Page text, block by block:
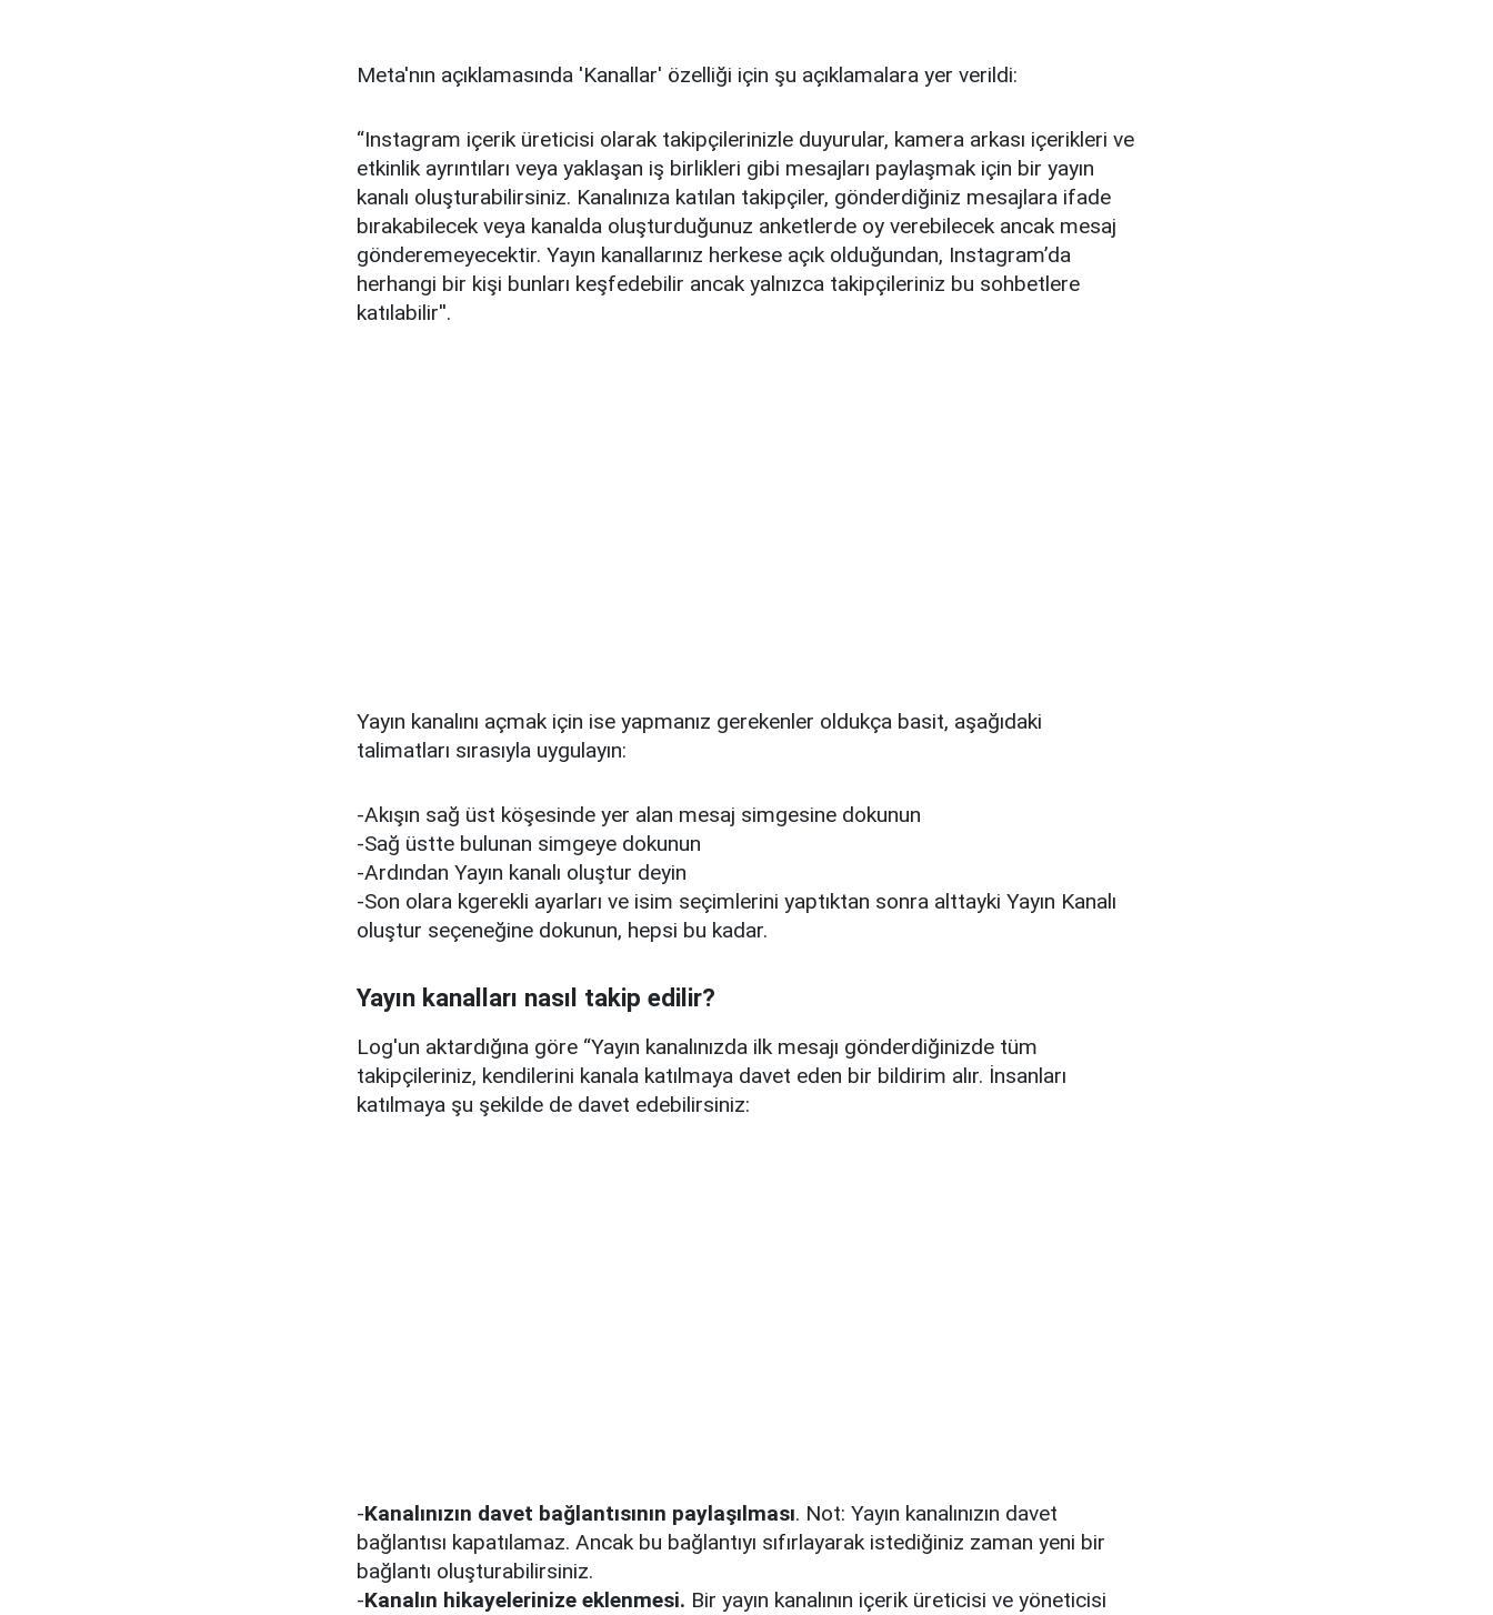
Meta'nın açıklamasında 'Kanallar' özelliği için şu açıklamalara yer verildi:
“Instagram içerik üreticisi olarak takipçilerinizle duyurular, kamera arkası içerikleri ve
etkinlik ayrıntıları veya yaklaşan iş birlikleri gibi mesajları paylaşmak için bir yayın
kanalı oluşturabilirsiniz. Kanalınıza katılan takipçiler, gönderdiğiniz mesajlara ifade
bırakabilecek veya kanalda oluşturduğunuz anketlerde oy verebilecek ancak mesaj
gönderemeyecektir. Yayın kanallarınız herkese açık olduğundan, Instagram’da
herhangi bir kişi bunları keşfedebilir ancak yalnızca takipçileriniz bu sohbetlere
katılabilir''.
Yayın kanalını açmak için ise yapmanız gerekenler oldukça basit, aşağıdaki
talimatları sırasıyla uygulayın:
-Akışın sağ üst köşesinde yer alan mesaj simgesine dokunun
-Sağ üstte bulunan simgeye dokunun
-Ardından Yayın kanalı oluştur deyin
-Son olara kgerekli ayarları ve isim seçimlerini yaptıktan sonra alttayki Yayın Kanalı
oluştur seçeneğine dokunun, hepsi bu kadar.
Yayın kanalları nasıl takip edilir?
Log'un aktardığına göre “Yayın kanalınızda ilk mesajı gönderdiğinizde tüm
takipçileriniz, kendilerini kanala katılmaya davet eden bir bildirim alır. İnsanları
katılmaya şu şekilde de davet edebilirsiniz:
-Kanalınızın davet bağlantısının paylaşılması. Not: Yayın kanalınızın davet
bağlantısı kapatılamaz. Ancak bu bağlantıyı sıfırlayarak istediğiniz zaman yeni bir
bağlantı oluşturabilirsiniz.
-Kanalın hikayelerinize eklenmesi. Bir yayın kanalının içerik üreticisi ve yöneticisi